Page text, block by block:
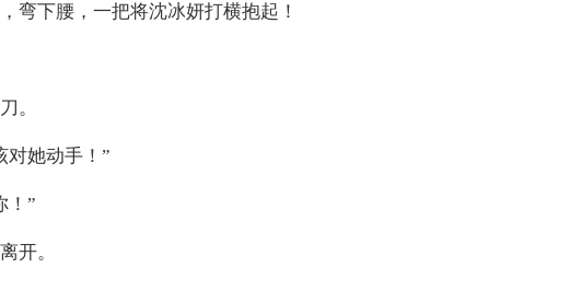
弯下腰，一把将沈冰妍打横抱起！
。
对她动手！”
！”
开。